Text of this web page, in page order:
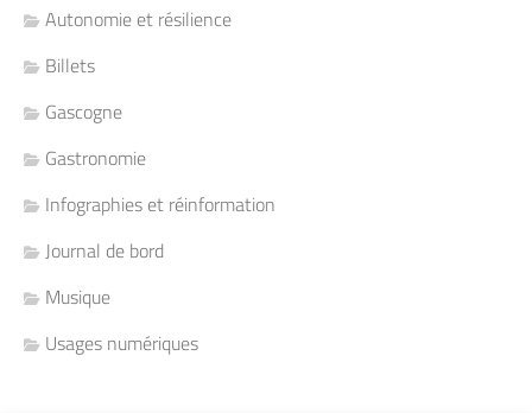
Autonomie et résilience
Billets
Gascogne
Gastronomie
Infographies et réinformation
Journal de bord
Musique
Usages numériques